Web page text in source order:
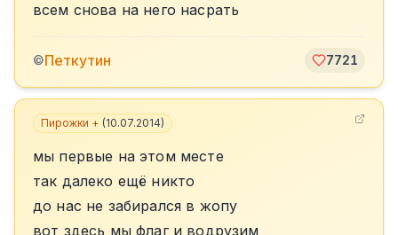
всем снова на него насрать
©Петкутин 7721
Пирожки + (10.07.2014)
мы первые на этом месте
так далеко ещё никто
до нас не забирался в жопу
вот здесь мы флаг и водрузим